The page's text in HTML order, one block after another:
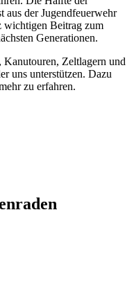
aus der Jugendfeuerwehr
wichtigen Beitrag zum
Generationen.
Kanutouren, Zeltlagern und
uns unterstützen. Dazu
zu erfahren.